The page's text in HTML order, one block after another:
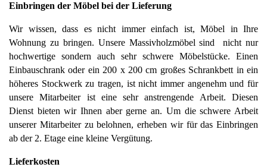
Einbringen der Möbel bei der Lieferung
Wir wissen, dass es nicht immer einfach ist, Möbel in Ihre
Wohnung zu bringen. Unsere Massivholzmöbel sind  nicht nur
hochwertige sondern auch sehr schwere Möbelstücke. Einen
Einbauschrank oder ein 200 x 200 cm großes Schrankbett in ein
höheres Stockwerk zu tragen, ist nicht immer angenehm und für
unsere Mitarbeiter ist eine sehr anstrengende Arbeit. Diesen
Dienst bieten wir Ihnen aber gerne an. Um die schwere Arbeit
unserer Mitarbeiter zu belohnen, erheben wir für das Einbringen
ab der 2. Etage eine kleine Vergütung.
Lieferkosten